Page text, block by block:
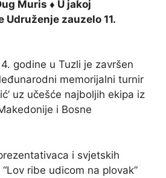
Muris ♦ U jakoj
zauzelo 11.
godine u Tuzli je završen
memorijalni turnir
uz učešće najboljih ekipa iz
i Bosne
i svjetskih
ribe udicom na plovak”